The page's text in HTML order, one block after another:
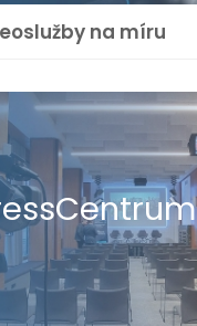
na míru